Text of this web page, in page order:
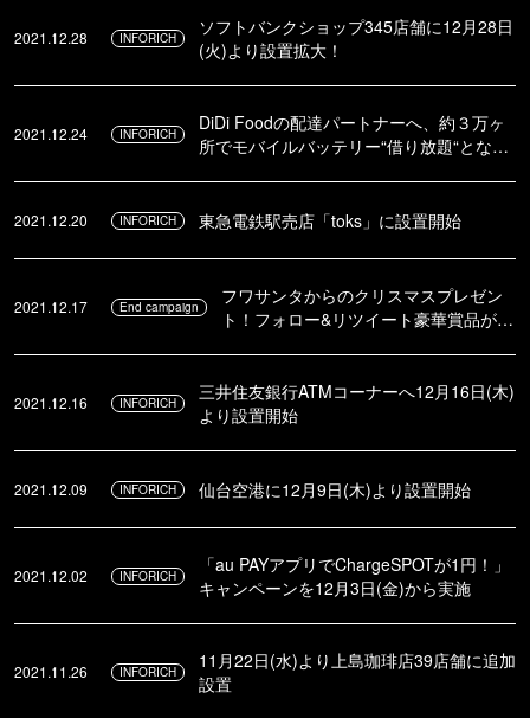
2021.12.28 INFORICH
ソフトバンクショップ345店舗に12月28日
(火)より設置拡大！
2021.12.24 INFORICH
DiDi Foodの配達パートナーへ、約３万ヶ
所でモバイルバッテリー“借り放題“とな
2021.12.20 INFORICH 東急電鉄駅売店「toks」に設置開始
2021.12.17 End campaign
フワサンタからのクリスマスプレゼン
ト！フォロー&リツイート豪華賞品が当
2021.12.16 INFORICH
三井住友銀行ATMコーナーへ12月16日(木)
より設置開始
2021.12.09 INFORICH 仙台空港に12月9日(木)より設置開始
2021.12.02 INFORICH
「au PAYアプリでChargeSPOTが1円！」
キャンペーンを12月3日(金)から実施
2021.11.26 INFORICH
11月22日(水)より上島珈琲店39店舗に追加
設置